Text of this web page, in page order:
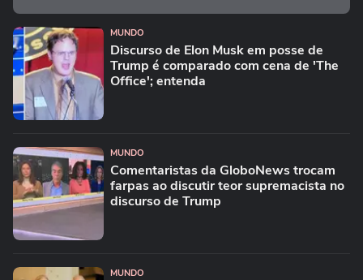
MUNDO
Discurso de Elon Musk em posse de
Trump é comparado com cena de 'The
Office'; entenda
MUNDO
Comentaristas da GloboNews trocam
farpas ao discutir teor supremacista no
discurso de Trump
MUNDO